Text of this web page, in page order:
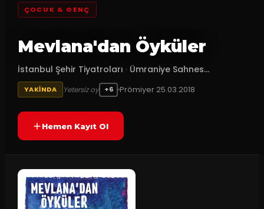
ÇOCUK & GENÇ
Mevlana'dan Öyküler
İstanbul Şehir Tiyatroları · Ümraniye Sahnes...
YAKINDA Yetersiz oy +6 Prömiyer 25.03.2018
Hemen Kayıt Ol